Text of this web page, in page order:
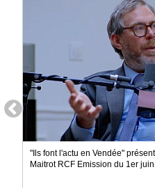
"Ils font l'actu en Vendée"
Maitrot RCF Emission du 1er